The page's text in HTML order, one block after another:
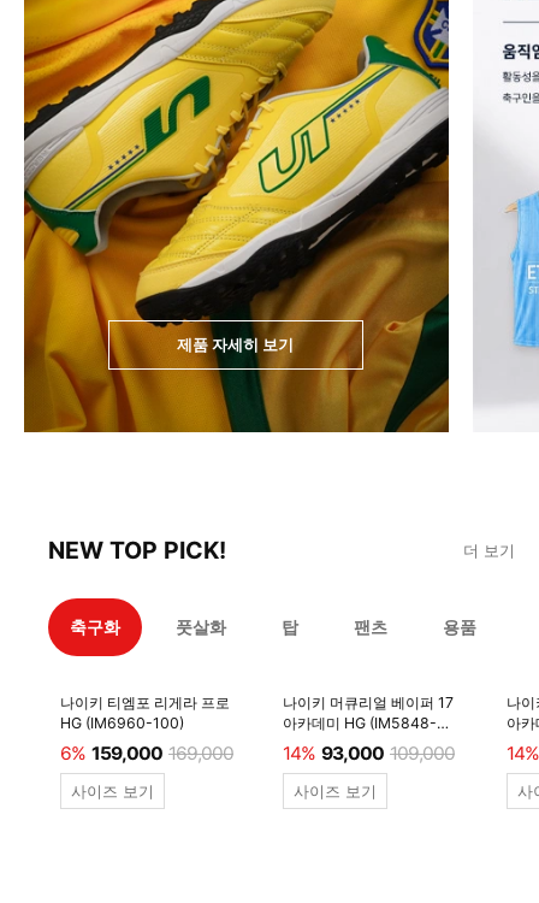
제품 자세히 보기
NEW TOP PICK! 더 보기
축구화 풋살화 탑 팬츠 용품
나이키 티엠포 리게라 프로
HG (IM6960-100)
6% 159,000 169,000
사이즈 보기
나이키 머큐리얼 베이퍼 17
아카데미 HG (IM5848-
600)
14% 93,000 109,000
사이즈 보기
나
아
14%
사